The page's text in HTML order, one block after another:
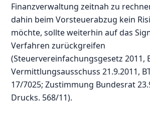
Finanzverwaltung zeitnah zu
dahin beim Vorsteuerabzug kein
möchte, sollte weiterhin auf das
Verfahren zurückgreifen
(Steuervereinfachungsgesetz 2011,
Vermittlungsausschuss 21.9.2011,
17/7025; Zustimmung Bundesrat
Drucks. 568/11).